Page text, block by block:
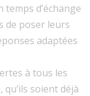
temps d’échange
de poser leurs
adaptées
à tous les
soient déjà